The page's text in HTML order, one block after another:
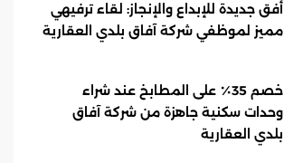
أفق جديدة للإبداع والإنجاز: لقاء ترفيهي
مميز لموظفي شركة آفاق بلدي العقارية
خصم 35٪ على المطابخ عند شراء
وحدات سكنية جاهزة من شركة آفاق
بلدي العقارية